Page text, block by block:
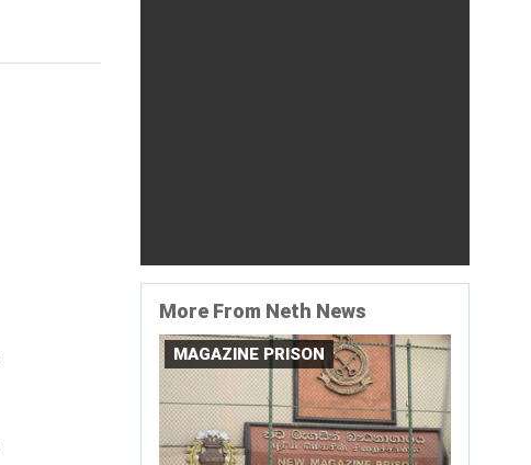
More From Neth News
MAGAZINE PRISON